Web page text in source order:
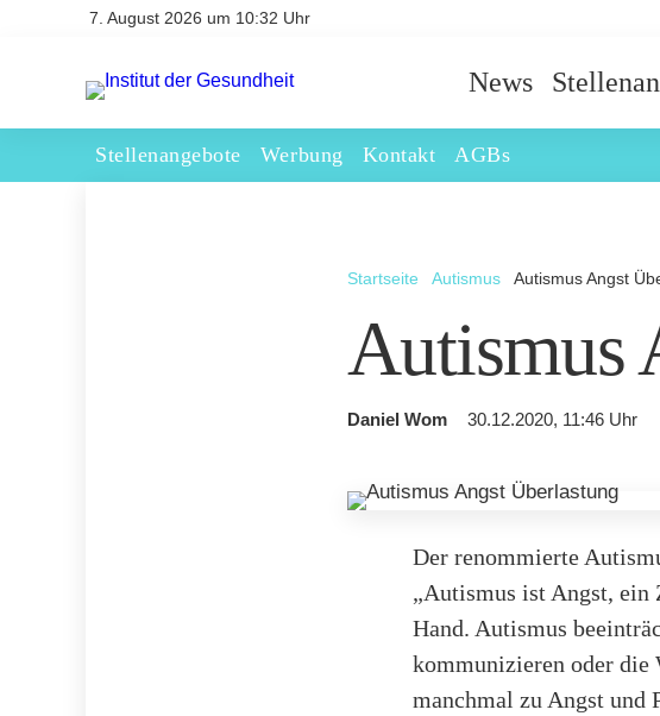
7. August 2026 um 10:32 Uhr
News
Stellenangebote Werbung Kontakt AGBs
Startseite Autismus Autismus Angst
Autismus
Daniel Wom 30.12.2020, 11:46 Uhr
Der renommierte
„Autismus ist Angst, ein
Hand. Autismus
kommunizieren oder die
manchmal zu Angst und